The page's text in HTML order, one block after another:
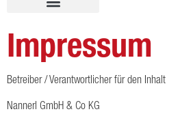
Impressum
Betreiber / Verantwortlicher für den Inhalt
Nannerl GmbH & Co KG